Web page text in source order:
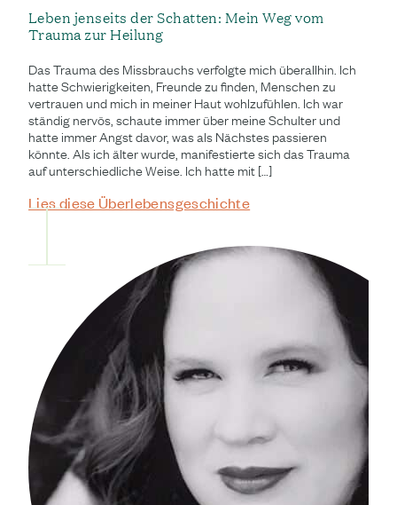
Leben jenseits der Schatten: Mein Weg vom
Trauma zur Heilung
Das Trauma des Missbrauchs verfolgte mich überallhin. Ich
hatte Schwierigkeiten, Freunde zu finden, Menschen zu
vertrauen und mich in meiner Haut wohlzufühlen. Ich war
ständig nervös, schaute immer über meine Schulter und
hatte immer Angst davor, was als Nächstes passieren
könnte. Als ich älter wurde, manifestierte sich das Trauma
auf unterschiedliche Weise. Ich hatte mit […]
Lies diese Überlebensgeschichte